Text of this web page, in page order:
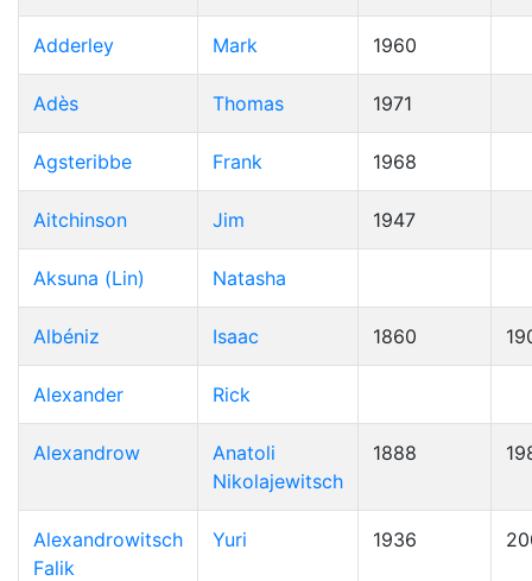
Adderley Mark 1960
Adès Thomas 1971
Agsteribbe Frank 1968
Aitchinson Jim 1947
Aksuna (Lin) Natasha
Albéniz Isaac 1860
Alexander Rick
Alexandrow
Anatoli
Nikolajewitsch
1888
Alexandrowitsch
Falik
Yuri 1936